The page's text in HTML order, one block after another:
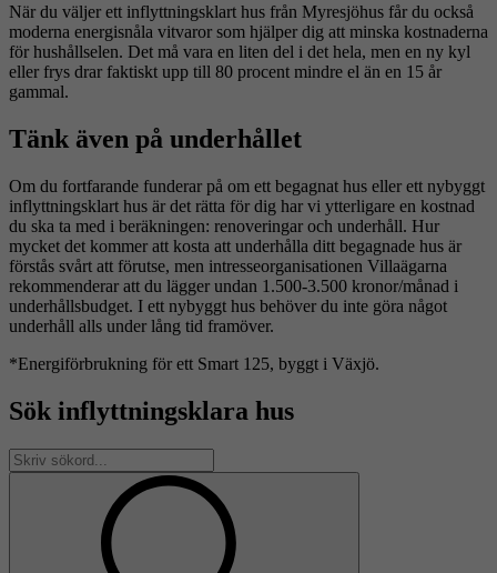
När du väljer ett inflyttningsklart hus från Myresjöhus får du också
moderna energisnåla vitvaror som hjälper dig att minska kostnaderna
för hushållselen. Det må vara en liten del i det hela, men en ny kyl
eller frys drar faktiskt upp till 80 procent mindre el än en 15 år
gammal.
Tänk även på underhållet
Om du fortfarande funderar på om ett begagnat hus eller ett nybyggt
inflyttningsklart hus är det rätta för dig har vi ytterligare en kostnad
du ska ta med i beräkningen: renoveringar och underhåll. Hur
mycket det kommer att kosta att underhålla ditt begagnade hus är
förstås svårt att förutse, men intresseorganisationen Villaägarna
rekommenderar att du lägger undan 1.500-3.500 kronor/månad i
underhållsbudget. I ett nybyggt hus behöver du inte göra något
underhåll alls under lång tid framöver.
*Energiförbrukning för ett Smart 125, byggt i Växjö.
Sök inflyttningsklara hus